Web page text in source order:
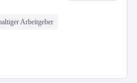
Arbeitgeber